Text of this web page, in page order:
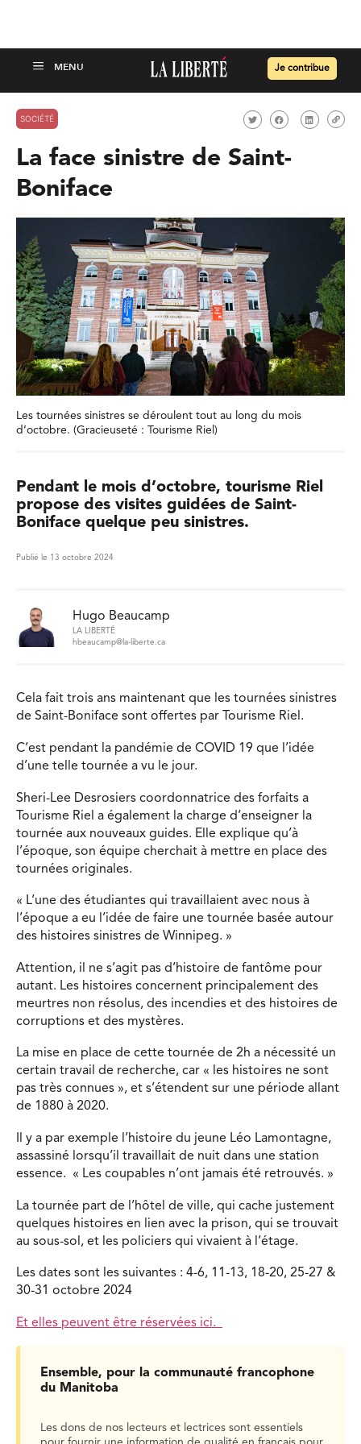
Je contribue
SOCIÉTÉ
La face sinistre de Saint-
Boniface
Les tournées sinistres se déroulent tout au long du mois
d’octobre. (Gracieuseté : Tourisme Riel)
Pendant le mois d’octobre, tourisme Riel
propose des visites guidées de Saint-
Boniface quelque peu sinistres.
Publié le 13 octobre 2024
Hugo Beaucamp
LA LIBERTÉ
hbeaucamp@la-liberte.ca
Cela fait trois ans maintenant que les tournées sinistres
de Saint-Boniface sont offertes par Tourisme Riel.
C’est pendant la pandémie de COVID 19 que l’idée
d’une telle tournée a vu le jour.
Sheri-Lee Desrosiers coordonnatrice des forfaits a
Tourisme Riel a également la charge d’enseigner la
tournée aux nouveaux guides. Elle explique qu’à
l’époque, son équipe cherchait à mettre en place des
tournées originales.
« L’une des étudiantes qui travaillaient avec nous à
l’époque a eu l’idée de faire une tournée basée autour
des histoires sinistres de Winnipeg. »
Attention, il ne s’agit pas d’histoire de fantôme pour
autant. Les histoires concernent principalement des
meurtres non résolus, des incendies et des histoires de
corruptions et des mystères.
La mise en place de cette tournée de 2h a nécessité un
certain travail de recherche, car « les histoires ne sont
pas très connues », et s’étendent sur une période allant
de 1880 à 2020.
Il y a par exemple l’histoire du jeune Léo Lamontagne,
assassiné lorsqu’il travaillait de nuit dans une station
essence. « Les coupables n’ont jamais été retrouvés. »
La tournée part de l’hôtel de ville, qui cache justement
quelques histoires en lien avec la prison, qui se trouvait
au sous-sol, et les policiers qui vivaient à l’étage.
Les dates sont les suivantes : 4-6, 11-13, 18-20, 25-27 &
30-31 octobre 2024
Et elles peuvent être réservées ici.
Ensemble, pour la communauté francophone
du Manitoba
Les dons de nos lecteurs et lectrices sont essentiels